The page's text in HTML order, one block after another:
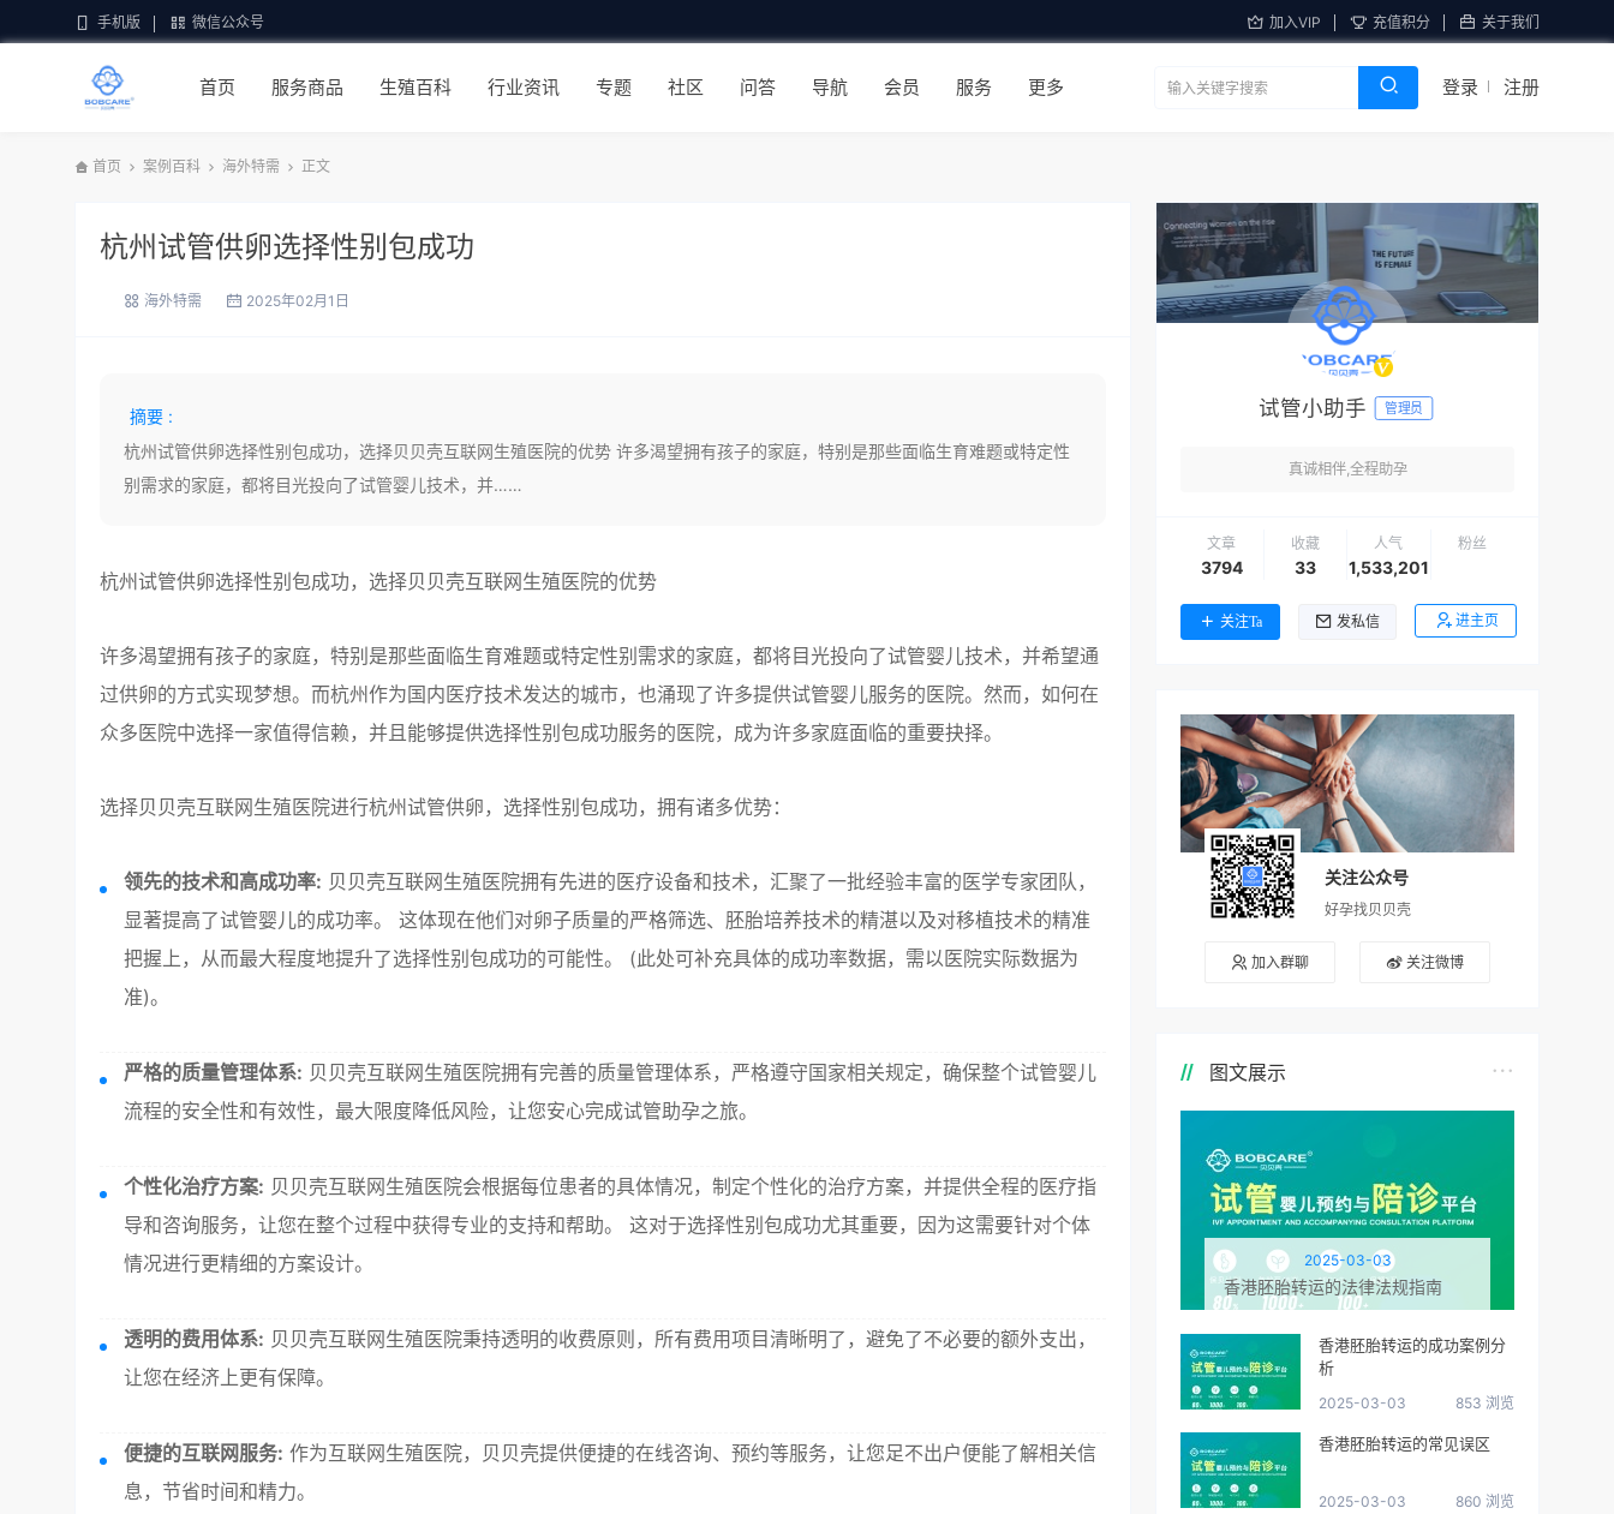
手机版 微信公众号 加入VIP 充值积分 关于我们
首页 服务商品 生殖百科 行业资讯 专题 社区 问答 导航 会员 服务 更多 登录 注册
首页 案例百科 海外特需 正文
杭州试管供卵选择性别包成功
海外特需 2025年02月1日
摘要 :
杭州试管供卵选择性别包成功，选择贝贝壳互联网生殖医院的优势 许多渴望拥有孩子的家庭，特别是那些面临生育难题或特定性
别需求的家庭，都将目光投向了试管婴儿技术，并……
杭州试管供卵选择性别包成功，选择贝贝壳互联网生殖医院的优势
许多渴望拥有孩子的家庭，特别是那些面临生育难题或特定性别需求的家庭，都将目光投向了试管婴儿技术，并希望通
过供卵的方式实现梦想。而杭州作为国内医疗技术发达的城市，也涌现了许多提供试管婴儿服务的医院。然而，如何在
众多医院中选择一家值得信赖，并且能够提供选择性别包成功服务的医院，成为许多家庭面临的重要抉择。
选择贝贝壳互联网生殖医院进行杭州试管供卵，选择性别包成功，拥有诸多优势：
领先的技术和高成功率: 贝贝壳互联网生殖医院拥有先进的医疗设备和技术，汇聚了一批经验丰富的医学专家团队，
显著提高了试管婴儿的成功率。 这体现在他们对卵子质量的严格筛选、胚胎培养技术的精湛以及对移植技术的精准
把握上，从而最大程度地提升了选择性别包成功的可能性。 (此处可补充具体的成功率数据，需以医院实际数据为
准)。
严格的质量管理体系: 贝贝壳互联网生殖医院拥有完善的质量管理体系，严格遵守国家相关规定，确保整个试管婴儿
流程的安全性和有效性，最大限度降低风险，让您安心完成试管助孕之旅。
个性化治疗方案: 贝贝壳互联网生殖医院会根据每位患者的具体情况，制定个性化的治疗方案，并提供全程的医疗指
导和咨询服务，让您在整个过程中获得专业的支持和帮助。 这对于选择性别包成功尤其重要，因为这需要针对个体
情况进行更精细的方案设计。
透明的费用体系: 贝贝壳互联网生殖医院秉持透明的收费原则，所有费用项目清晰明了，避免了不必要的额外支出，
让您在经济上更有保障。
便捷的互联网服务: 作为互联网生殖医院，贝贝壳提供便捷的在线咨询、预约等服务，让您足不出户便能了解相关信
息，节省时间和精力。
试管小助手 管理员
真诚相伴,全程助孕
文章
3794
收藏
33
人气
1,533,201
粉丝
关注Ta 发私信 进主页
关注公众号
好孕找贝贝壳
加入群聊 关注微博
图文展示
2025-03-03
香港胚胎转运的法律法规指南
香港胚胎转运的成功案例分
析
2025-03-03 853 浏览
香港胚胎转运的常见误区
2025-03-03 860 浏览